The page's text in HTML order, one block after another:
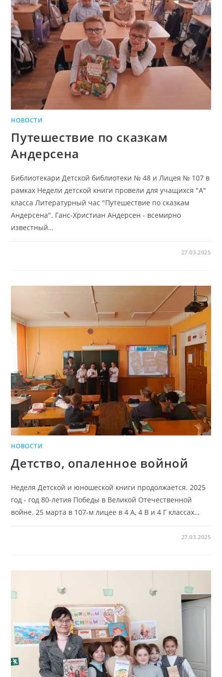
НОВОСТИ
Путешествие по сказкам
Андерсена
Библиотекари Детской библиотеки № 48 и Лицея № 107 в
рамках Недели детской книги провели для учащихся "А"
класса Литературный час "Путешествие по сказкам
Андерсена". Ганс-Христиан Андерсен - всемирно
известный…
27.03.2025
НОВОСТИ
Детство, опаленное войной
Неделя Детской и юношеской книги продолжается. 2025
год - год 80-летия Победы в Великой Отечественной
войне. 25 марта в 107-м лицее в 4 А, 4 В и 4 Г классах…
27.03.2025